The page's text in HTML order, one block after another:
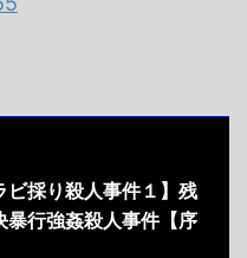
ビ採り殺人事件１】残
暴行強姦殺人事件【序